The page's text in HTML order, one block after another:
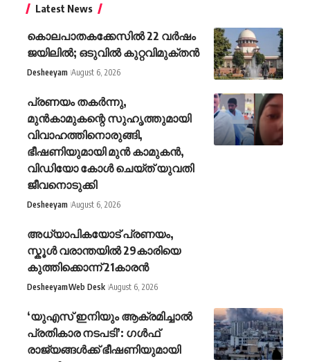
Latest News
കൊലപാതകക്കേസിൽ 22 വർഷം
ജയിലിൽ; ഒടുവിൽ കുറ്റവിമുക്തൻ
Desheeyam August 6, 2026
പ്രണയം തകർന്നു,
മുൻകാമുകന്റെ സുഹൃത്തുമായി
വിവാഹത്തിനൊരുങ്ങി,
ഭീഷണിയുമായി മുൻ കാമുകൻ,
വിഡിയോ കോൾ ചെയ്ത് യുവതി
ജീവനൊടുക്കി
Desheeyam August 6, 2026
അധ്യാപികയോട് പ്രണയം,
സ്കൂൾ വരാന്തയിൽ 29കാരിയെ
കുത്തിക്കൊന്ന് 21കാരൻ
DesheeyamWeb Desk August 6, 2026
‘യുഎസ് ഇനിയും ആക്രമിച്ചാൽ
പ്രതികാര നടപടി’: ഗൾഫ്
രാജ്യങ്ങൾക്ക് ഭീഷണിയുമായി